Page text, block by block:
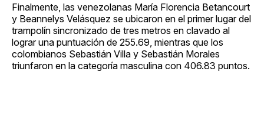
Finalmente, las venezolanas María Florencia Betancourt
y Beannelys Velásquez se ubicaron en el primer lugar del
trampolín sincronizado de tres metros en clavado al
lograr una puntuación de 255.69, mientras que los
colombianos Sebastián Villa y Sebastián Morales
triunfaron en la categoría masculina con 406.83 puntos.